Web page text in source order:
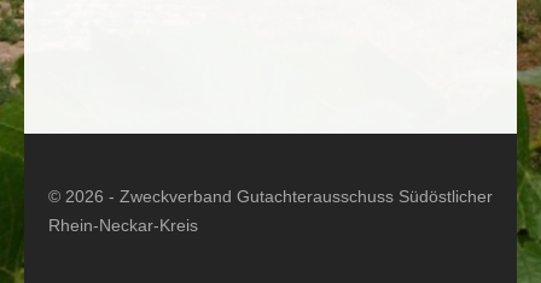
© 2026 - Zweckverband Gutachterausschuss Südöstlicher
Rhein-Neckar-Kreis